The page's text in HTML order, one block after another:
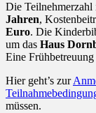
Die
Jahren,
Euro. Die
um das Haus Dorn
Eine
Hier geht’s zur
müssen.